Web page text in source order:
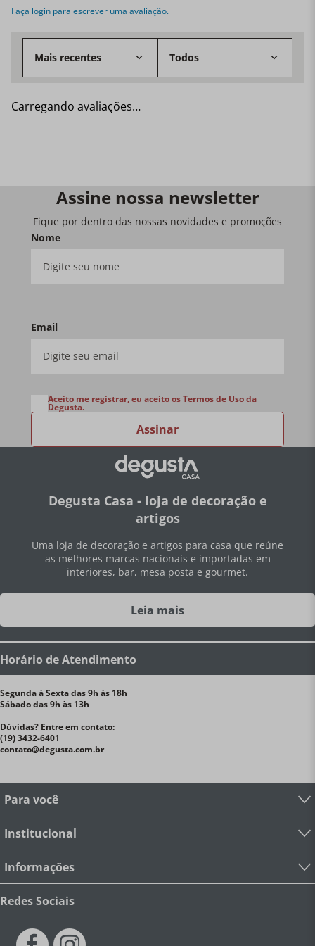
Faça login para escrever uma avaliação.
Mais recentes Todos
Carregando avaliações…
Assine nossa newsletter
Fique por dentro das nossas novidades e promoções
Nome
Email
Assinar
Aceito me registrar, eu aceito osTermos de Usoda
Degusta.
Degusta Casa - loja de decoração e
artigos
Uma loja de decoração e artigos para casa que reúne
as melhores marcas nacionais e importadas em
interiores, bar, mesa posta e gourmet.
Leia mais
Horário de Atendimento
Segunda à Sexta das 9h às 18h
Sábado das 9h às 13h
Dúvidas? Entre em contato:
(19) 3432-6401
contato@degusta.com.br
Para você
Institucional
Informações
Redes Sociais